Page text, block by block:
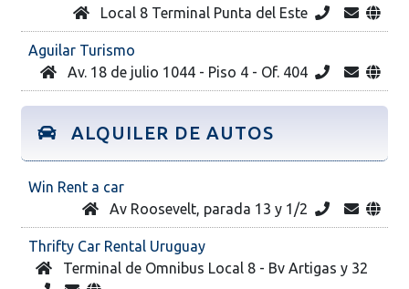
Local 8 Terminal Punta del Este
Aguilar Turismo
Av. 18 de julio 1044 - Piso 4 - Of. 404
ALQUILER DE AUTOS
Win Rent a car
Av Roosevelt, parada 13 y 1/2
Thrifty Car Rental Uruguay
Terminal de Omnibus Local 8 - Bv Artigas y 32